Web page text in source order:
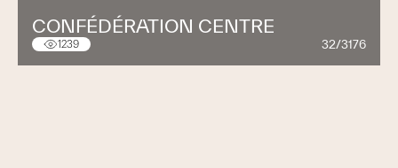
CONFÉDÉRATION CENTRE
1239 32/3176